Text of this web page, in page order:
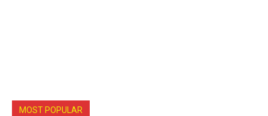
MOST POPULAR